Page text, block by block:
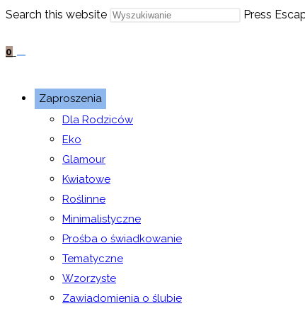
Search this website Press
0
Zaproszenia
Dla Rodziców
Eko
Glamour
Kwiatowe
Roślinne
Minimalistyczne
Prośba o świadkowanie
Tematyczne
Wzorzyste
Zawiadomienia o ślubie